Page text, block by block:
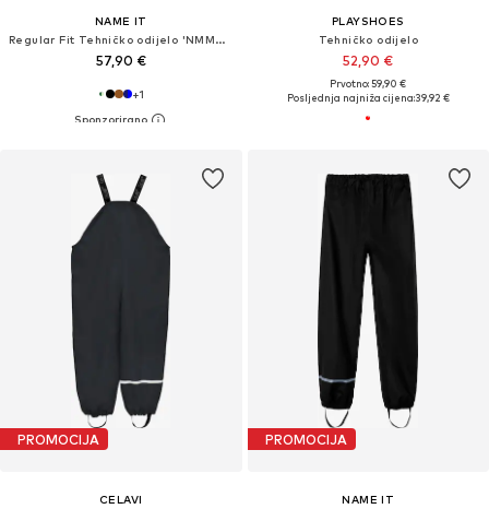
NAME IT
Regular Fit Tehničko odijelo 'NMMALFA08'
57,90 €
+1
PLAYSHOES
Tehničko odijelo
52,90 €
Prvotno: 59,90 €
Posljednja najniža cijena:39,92 €
PROMOCIJA
CELAVI
PROMOCIJA
NAME IT